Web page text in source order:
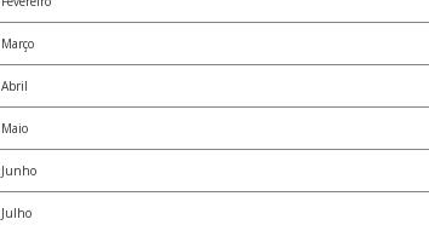
Março
Abril
Maio
Junho
Julho